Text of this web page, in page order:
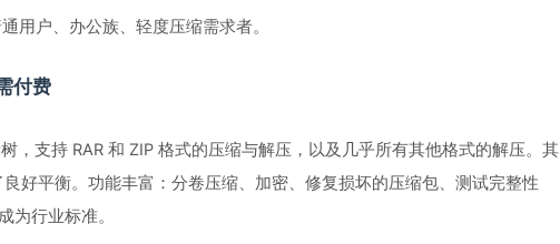
用户、办公族、轻度压缩需求者。
付费
，支持 RAR 和 ZIP 格式的压缩与解压，以及几乎所有其他格式的解压。其
好平衡。功能丰富：分卷压缩、加密、修复损坏的压缩包、测试完整性
为行业标准。